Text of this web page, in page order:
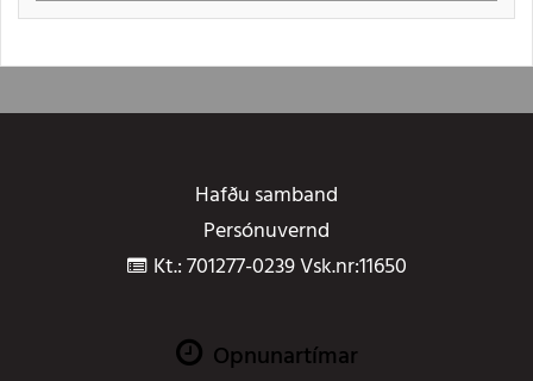
Hafðu samband
Persónuvernd
Kt.: 701277-0239 Vsk.nr:11650
Opnunartímar